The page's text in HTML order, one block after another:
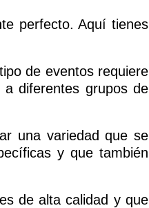
perfecto. Aquí tienes
de eventos requiere
diferentes grupos de
una variedad que se
y que también
de alta calidad y que